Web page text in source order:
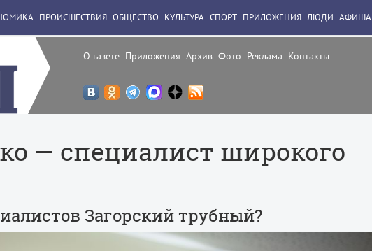
О газете Приложения Архив Фото Реклама Контакты
ПРОИСШЕСТВИЯ ОБЩЕСТВО КУЛЬТУРА СПОРТ ПРИЛОЖЕНИЯ ЛЮДИ АФИША
— cпециалист широкого
Загорский трубный?